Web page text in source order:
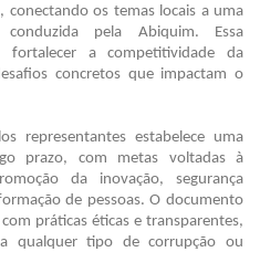
conectando os temas locais a uma
conduzida pela Abiquim. Essa
fortalecer a competitividade da
concretos que impactam o
representantes estabelece uma
prazo, com metas voltadas à
da inovação, segurança
de pessoas. O documento
práticas éticas e transparentes,
qualquer tipo de corrupção ou